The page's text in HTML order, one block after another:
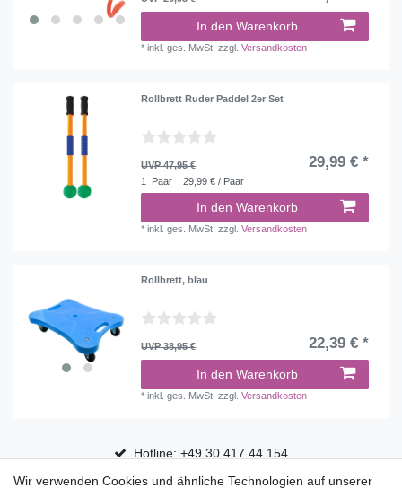
In den Warenkorb
*inkl. ges. MwSt. zzgl.Versandkosten
Rollbrett Ruder Paddel 2er Set
UVP 47,95 € 29,99 € *
1 Paar | 29,99 € / Paar
In den Warenkorb
*inkl. ges. MwSt. zzgl.Versandkosten
Rollbrett, blau
UVP 38,95 € 22,39 € *
In den Warenkorb
*inkl. ges. MwSt. zzgl.Versandkosten
Hotline: +49 30 417 44 154
30 Tage Rückgaberecht
Wir verwenden Cookies und ähnliche Technologien auf unserer